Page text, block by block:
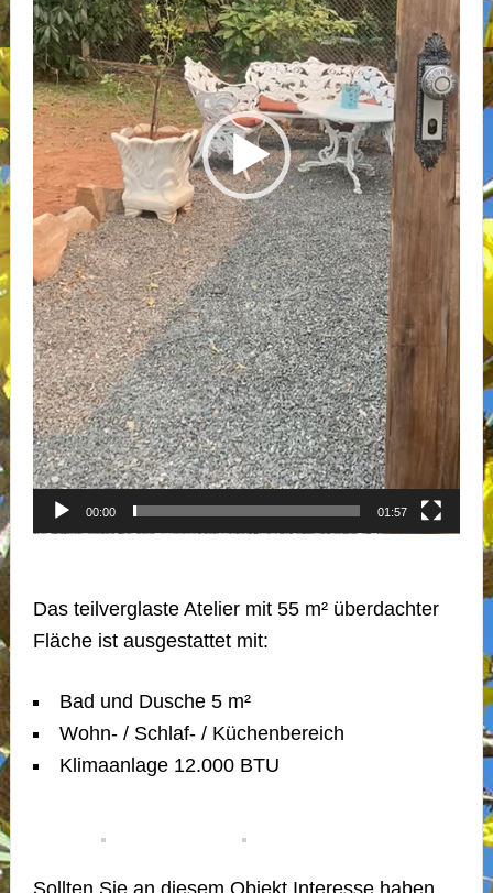
00:00 01:57
Das teilverglaste Atelier mit 55 m² überdachter
Fläche ist ausgestattet mit:
Bad und Dusche 5 m²
Wohn- / Schlaf- / Küchenbereich
Klimaanlage 12.000 BTU